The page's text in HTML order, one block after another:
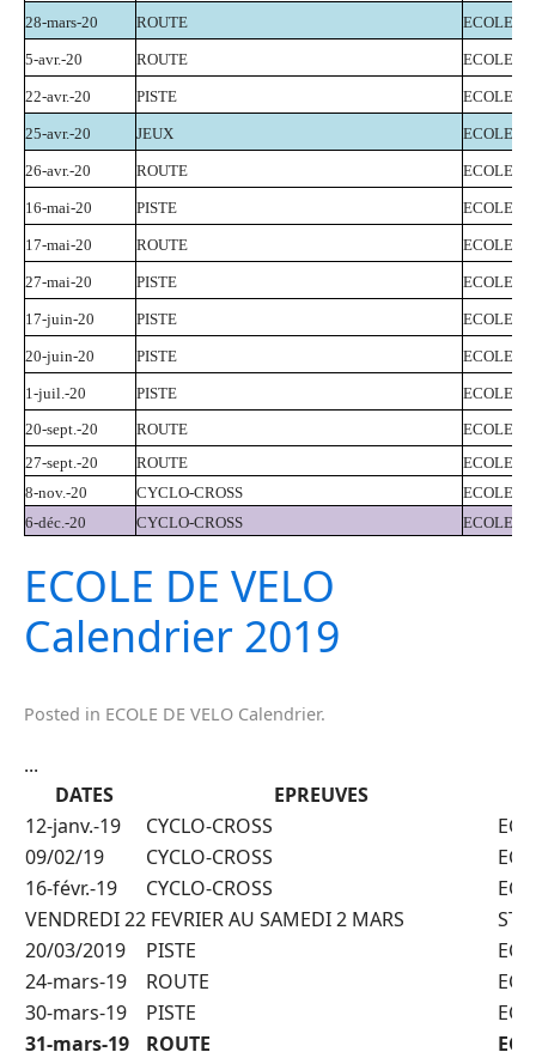
28-mars-20 ROUTE ECOLE
5-avr.-20 ROUTE ECOLE
22-avr.-20 PISTE ECOLE
25-avr.-20 JEUX ECOLE +
26-avr.-20 ROUTE ECOLE
16-mai-20 PISTE ECOLE
17-mai-20 ROUTE ECOLE +
27-mai-20 PISTE ECOLE
17-juin-20 PISTE ECOLE
20-juin-20 PISTE ECOLE
1-juil.-20 PISTE
ECOLE
20-sept.-20
ROUTE
ECOLE
27-sept.-20
ROUTE
ECOLE
8-nov.-20
CYCLO-CROSS
ECOLE
6-déc.-20
CYCLO-CROSS ECOLE
ECOLE DE VELO
Calendrier 2019
Posted in ECOLE DE VELO Calendrier.
...
DATES
EPREUVES
12-janv.-19
CYCLO-CROSS
09/02/19
CYCLO-CROSS
16-févr.-19
CYCLO-CROSS
VENDREDI 22 FEVRIER AU SAMEDI 2 MARS
20/03/2019
PISTE
24-mars-19
ROUTE
30-mars-19
PISTE
31-mars-19
ROUTE